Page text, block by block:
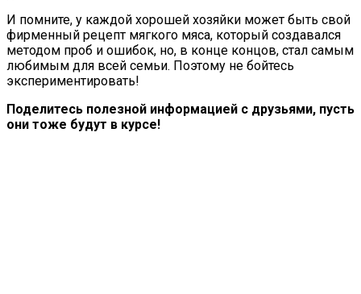
И помните, у каждой хорошей хозяйки может быть свой
фирменный рецепт мягкого мяса, который создавался
методом проб и ошибок, но, в конце концов, стал самым
любимым для всей семьи. Поэтому не бойтесь
экспериментировать!
Поделитесь полезной информацией с друзьями, пусть
они тоже будут в курсе!